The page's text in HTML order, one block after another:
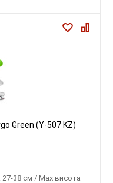
Green (Y-507 KZ)
38 см / Max висота